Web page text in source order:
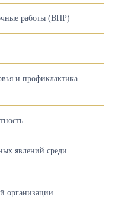
работы (ВПР)
и профиклактика
явлений среди
организации